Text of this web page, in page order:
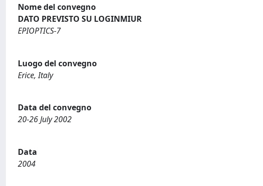
Nome del convegno
DATO PREVISTO SU LOGINMIUR
EPIOPTICS-7
Luogo del convegno
Erice, Italy
Data del convegno
20-26 July 2002
Data
2004